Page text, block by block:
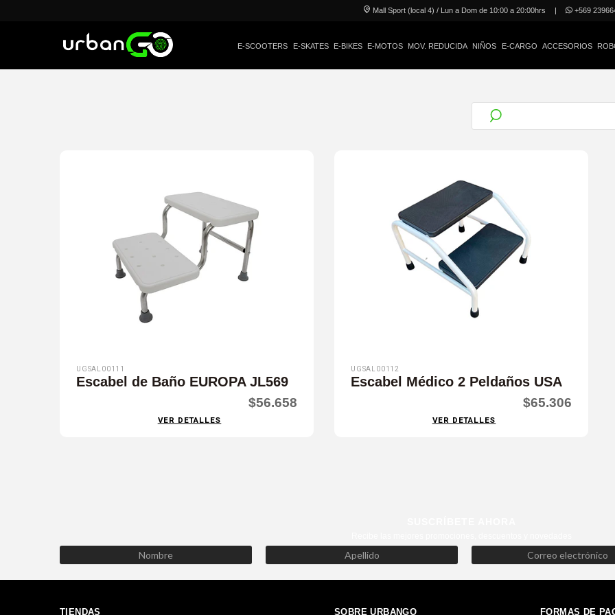
Mall Sport (local 4) / Lun a Dom de 10:00 a 20:00hrs | +569
E-SCOOTERS E-SKATES E-BIKES E-MOTOS MOV. REDUCIDA NIÑOS E-CARGO ACCESORIOS
UGSAL00111
Escabel de Baño EUROPA JL569
$56.658
VER DETALLES
UGSAL00112
Escabel Médico 2 Peldaños USA
$65.306
VER DETALLES
TIENDAS SOBRE URBANGO FORMAS DE